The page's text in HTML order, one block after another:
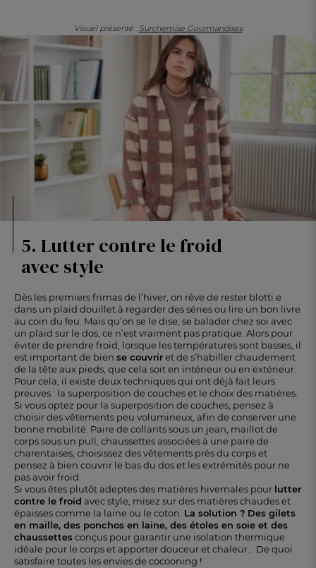
Visuel présenté : Surchemise Gourmandises
5. Lutter contre le froid
avec style
Dès les premiers frimas de l’hiver, on rêve de rester blotti.e
dans un plaid douillet à regarder des séries ou lire un bon livre
au coin du feu. Mais qu’on se le dise, se balader chez soi avec
un plaid sur le dos, ce n’est vraiment pas pratique. Alors pour
éviter de prendre froid, lorsque les températures sont basses, il
est important de bien se couvriret de s’habiller chaudement
de la tête aux pieds, que cela soit en intérieur ou en extérieur.
Pour cela, il existe deux techniques qui ont déjà fait leurs
preuves : la superposition de couches et le choix des matières.
Si vous optez pour la superposition de couches, pensez à
choisir des vêtements peu volumineux, afin de conserver une
bonne mobilité. Paire de collants sous un jean, maillot de
corps sous un pull, chaussettes associées à une paire de
charentaises, choisissez des vêtements près du corps et
pensez à bien couvrir le bas du dos et les extrémités pour ne
pas avoir froid.
Si vous êtes plutôt adeptes des matières hivernales pour lutter
contre le froid avec style, misez sur des matières chaudes et
épaisses comme la laine ou le coton. La solution ? Des gilets
en maille, des ponchos en laine, des étoles en soie et des
chaussettesconçus pour garantir une isolation thermique
idéale pour le corps et apporter douceur et chaleur... De quoi
satisfaire toutes les envies de cocooning !